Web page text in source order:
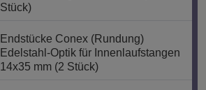
Stück)
Endstücke Conex (Rundung)
Edelstahl-Optik für Innenlaufstangen
14x35 mm (2 Stück)